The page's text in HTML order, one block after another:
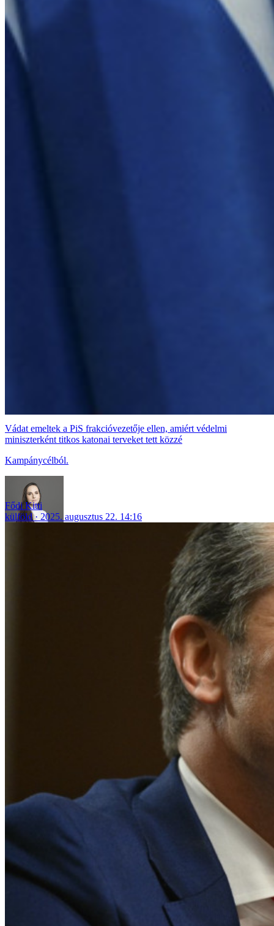
Vádat emeltek a PiS frakcióvezetője ellen, amiért védelmi
miniszterként titkos katonai terveket tett közzé
Kampánycélból.
Fődi Kitti
külföld
2025. augusztus 22. 14:16